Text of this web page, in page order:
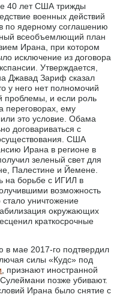
40 лет США трижды
военных действий
по ядерному соглашению
всеобъемлющий план
Ирана, при котором
исключение из договора
Утверждается,
Джавад Зариф сказал
у него нет полномочий
проблемы, и если роль
переговорах, ему
это условие. Обама
договариваться c
США
Ирана в регионе в
зеленый свет для
Палестине и Йемене.
на борьбе с ИГИЛ в
возможность
уничтожение
окружающих
краткосрочные
в мае 2017-го подтвердил
силы «Кудс» под
, признают иностранной
позже убивают.
Ирана было снятие с